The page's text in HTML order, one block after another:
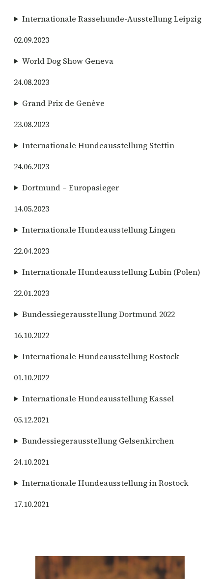
Internationale Rassehunde-Ausstellung Leipzig
02.09.2023
World Dog Show Geneva
24.08.2023
Grand Prix de Genève
23.08.2023
Internationale Hundeausstellung Stettin
24.06.2023
Dortmund – Europasieger
14.05.2023
Internationale Hundeausstellung Lingen
22.04.2023
Internationale Hundeausstellung Lubin (Polen)
22.01.2023
Bundessiegerausstellung Dortmund 2022
16.10.2022
Internationale Hundeausstellung Rostock
01.10.2022
Internationale Hundeausstellung Kassel
05.12.2021
Bundessiegerausstellung Gelsenkirchen
24.10.2021
Internationale Hundeausstellung in Rostock
17.10.2021